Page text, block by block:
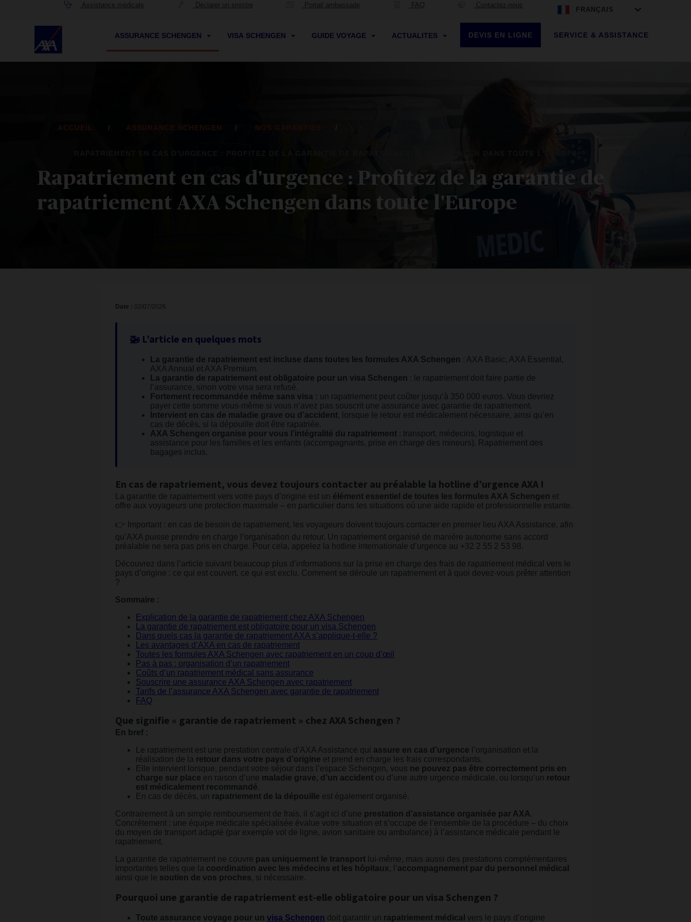
Assistance médicale Déclarer un sinistre Portail ambassade FAQ Contactez-nous
FRANÇAIS
ASSURANCE SCHENGEN VISA SCHENGEN GUIDE VOYAGE ACTUALITES DEVIS EN LIGNE SERVICE & ASSISTANCE
ACCUEIL ASSURANCE SCHENGEN NOS GARANTIES
Rapatriement en cas d'urgence : Profitez de la garantie de
rapatriement AXA Schengen dans toute l'Europe
Date : 02/07/2026
🚁 L’article en quelques mots
La garantie de rapatriement est incluse dans toutes les formules AXA Schengen : AXA Basic, AXA Essential,
AXA Annual et AXA Premium.
La garantie de rapatriement est obligatoire pour un visa Schengen : le rapatriement doit faire partie de
l’assurance, sinon votre visa sera refusé.
Fortement recommandée même sans visa : un rapatriement peut coûter jusqu’à 350 000 euros. Vous devriez
payer cette somme vous-même si vous n’avez pas souscrit une assurance avec garantie de rapatriement.
Intervient en cas de maladie grave ou d’accident, lorsque le retour est médicalement nécessaire, ainsi qu’en
cas de décès, si la dépouille doit être rapatriée.
AXA Schengen organise pour vous l’intégralité du rapatriement : transport, médecins, logistique et
assistance pour les familles et les enfants (accompagnants, prise en charge des mineurs). Rapatriement des
bagages inclus.
En cas de rapatriement, vous devez toujours contacter au préalable la hotline d’urgence AXA !
La garantie de rapatriement vers votre pays d’origine est un élément essentiel de toutes les formules AXA Schengen et
offre aux voyageurs une protection maximale – en particulier dans les situations où une aide rapide et professionnelle estante.
👉 Important : en cas de besoin de rapatriement, les voyageurs doivent toujours contacter en premier lieu AXA Assistance, afin
qu’AXA puisse prendre en charge l’organisation du retour. Un rapatriement organisé de manière autonome sans accord
préalable ne sera pas pris en charge. Pour cela, appelez la hotline internationale d’urgence au +32 2 55 2 53 98.
Découvrez dans l’article suivant beaucoup plus d’informations sur la prise en charge des frais de rapatriement médical vers le
pays d’origine : ce qui est couvert, ce qui est exclu. Comment se déroule un rapatriement et à quoi devez-vous prêter attention
?
Sommaire :
Explication de la garantie de rapatriement chez AXA Schengen
La garantie de rapatriement est obligatoire pour un visa Schengen
Dans quels cas la garantie de rapatriement AXA s’applique-t-elle ?
Les avantages d’AXA en cas de rapatriement
Toutes les formules AXA Schengen avec rapatriement en un coup d’œil
Pas à pas : organisation d’un rapatriement
Coûts d’un rapatriement médical sans assurance
Souscrire une assurance AXA Schengen avec rapatriement
Tarifs de l’assurance AXA Schengen avec garantie de rapatriement
FAQ
Que signifie « garantie de rapatriement » chez AXA Schengen ?
En bref :
Le rapatriement est une prestation centrale d’AXA Assistance qui assure en cas d’urgence l’organisation et la
réalisation de la retour dans votre pays d’origine et prend en charge les frais correspondants.
Elle intervient lorsque, pendant votre séjour dans l’espace Schengen, vous ne pouvez pas être correctement pris en
charge sur place en raison d’une maladie grave, d’un accident ou d’une autre urgence médicale, ou lorsqu’un retour
est médicalement recommandé.
En cas de décès, un rapatriement de la dépouille est également organisé.
Contrairement à un simple remboursement de frais, il s’agit ici d’une prestation d’assistance organisée par AXA .
Concrètement : une équipe médicale spécialisée évalue votre situation et s’occupe de l’ensemble de la procédure – du choix
du moyen de transport adapté (par exemple vol de ligne, avion sanitaire ou ambulance) à l’assistance médicale pendant le
rapatriement.
La garantie de rapatriement ne couvre pas uniquement le transport lui-même, mais aussi des prestations complémentaires
importantes telles que la coordination avec les médecins et les hôpitaux, l’accompagnement par du personnel médical
ainsi que le soutien de vos proches, si nécessaire.
Pourquoi une garantie de rapatriement est-elle obligatoire pour un visa Schengen ?
Toute assurance voyage pour un visa Schengen doit garantir un rapatriement médical vers le pays d’origine